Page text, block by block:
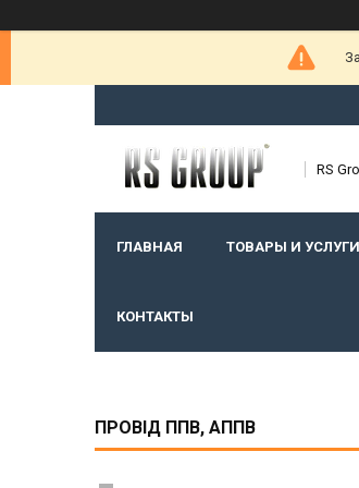
RS
ГЛАВНАЯ ТОВАРЫ И УСЛУГИ
КОНТАКТЫ
ПРОВІД ППВ, АППВ